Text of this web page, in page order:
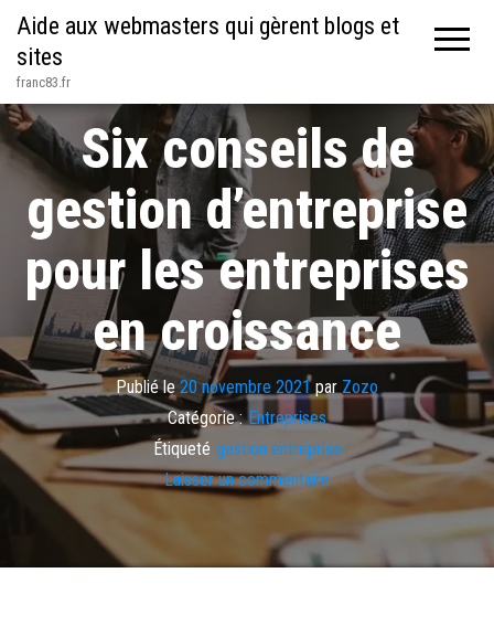
Aide aux webmasters qui gèrent blogs et
sites
franc83.fr
Six conseils de
gestion d’entreprise
pour les entreprises
en croissance
Publié le 20 novembre 2021par Zozo
Catégorie : Entreprises
Étiqueté gestion entreprise
Laisser un commentaire